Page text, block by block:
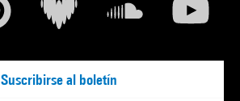
Suscribirse al boletín